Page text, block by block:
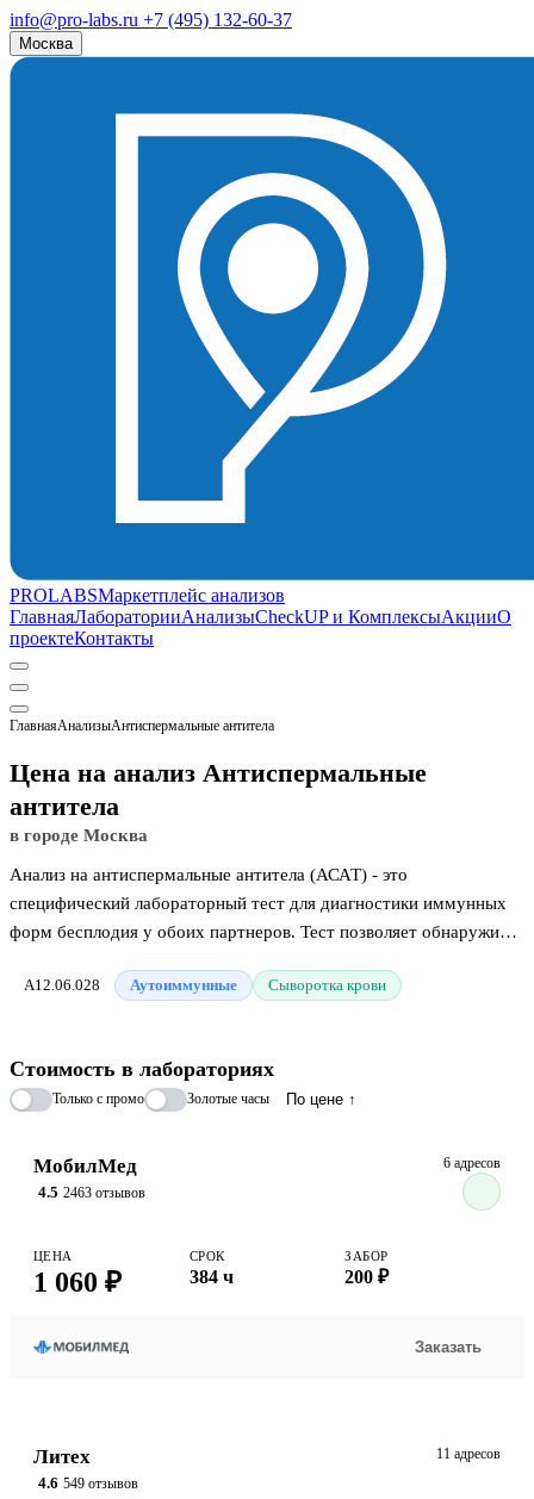
info@pro-labs.ru +7 (495) 132-60-37
Москва
PROLABSМаркетплейс анализов
ГлавнаяЛабораторииАнализыCheckUP и КомплексыАкцииО
проектеКонтакты
ГлавнаяАнализыАнтиспермальные антитела
Цена на анализ Антиспермальные
антитела
в городе Москва
Анализ на антиспермальные антитела (АСАТ) - это
специфический лабораторный тест для диагностики иммунных
форм бесплодия у обоих партнеров. Тест позволяет обнаружить
как чужеродные объекты и блокируют их активность. Появление
незаменимо при комплексном поиске причин бесплодия, помогая
врачу установить точный диагноз и подобрать эффективную
A12.06.028 Аутоиммунные Сыворотка крови
Стоимость в лабораториях
Только с промо Золотые часы По цене ↑
МобилМед
4.5 2463 отзывов
6 адресов
ЦЕНА
1 060 ₽
СРОК
384 ч
ЗАБОР
200 ₽
Заказать
Литех
4.6 549 отзывов
11 адресов